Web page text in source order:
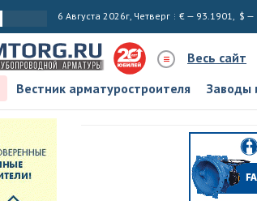
6 Августа 2026г, Четверг € — 93.1901, $ —
Весь сайт
Вестник арматуростроителя Заводы